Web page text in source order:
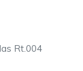
Rt.004